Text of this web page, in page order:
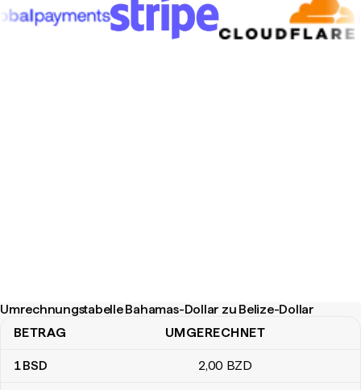
Umrechnungstabelle Bahamas-Dollar zu Belize-Dollar
Umrechnungstabelle Bahamas-Dollar zu Belize-Dollar
BETRAG UMGERECHNET
1BSD 2,00 BZD